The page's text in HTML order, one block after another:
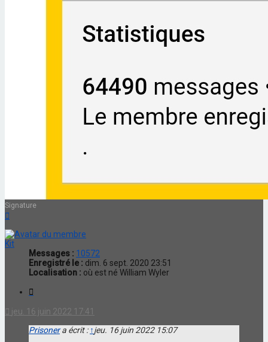
Signature
Kit
Messages : 10572
Enregistré le : dim. 6 sept. 2020 23:51
Localisation : où est né William Wyler
jeu. 16 juin 2022 17:41
Prisonera écrit : ↑jeu. 16 juin 2022 15:07